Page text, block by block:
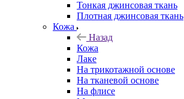
Тонкая джинсовая ткань
Плотная джинсовая ткань
Кожа
Назад
Кожа
Лаке
На трикотажной основе
На тканевой основе
На флисе